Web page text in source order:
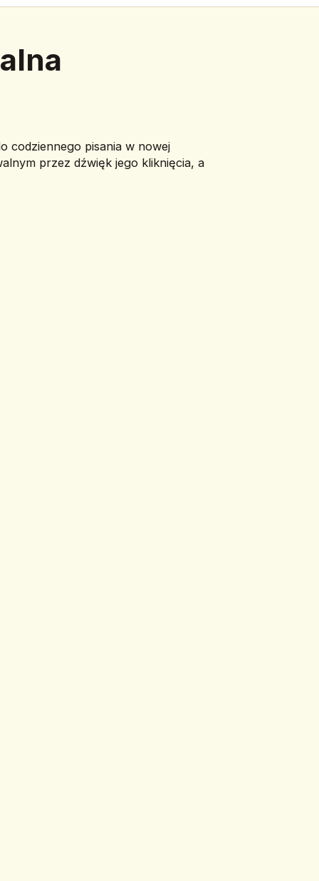
codziennego pisania w nowej
przez dźwięk jego kliknięcia, a